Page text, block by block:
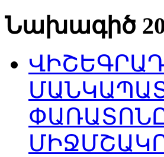
Նախագիծ